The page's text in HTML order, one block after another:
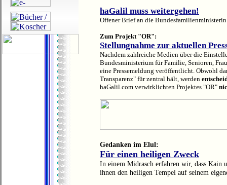
haGalil muss weitergehen!
Offener Brief an die
Zum Projekt "OR":
Stellungnahme zur aktuellen
Nachdem zahlreiche Medien über die
Bundesministerium für Familie, Senioren,
eine Pressemeldung veröffentlicht. Obwohl
Transparenz" für zentral hält, werden
haGalil.com verwirklichten Projektes "OR"
Gedanken im Elul:
Für einen heiligen Zweck
In einem Midrasch erfahren wir, dass Kain
ihnen den heiligen Tempel auf seinem